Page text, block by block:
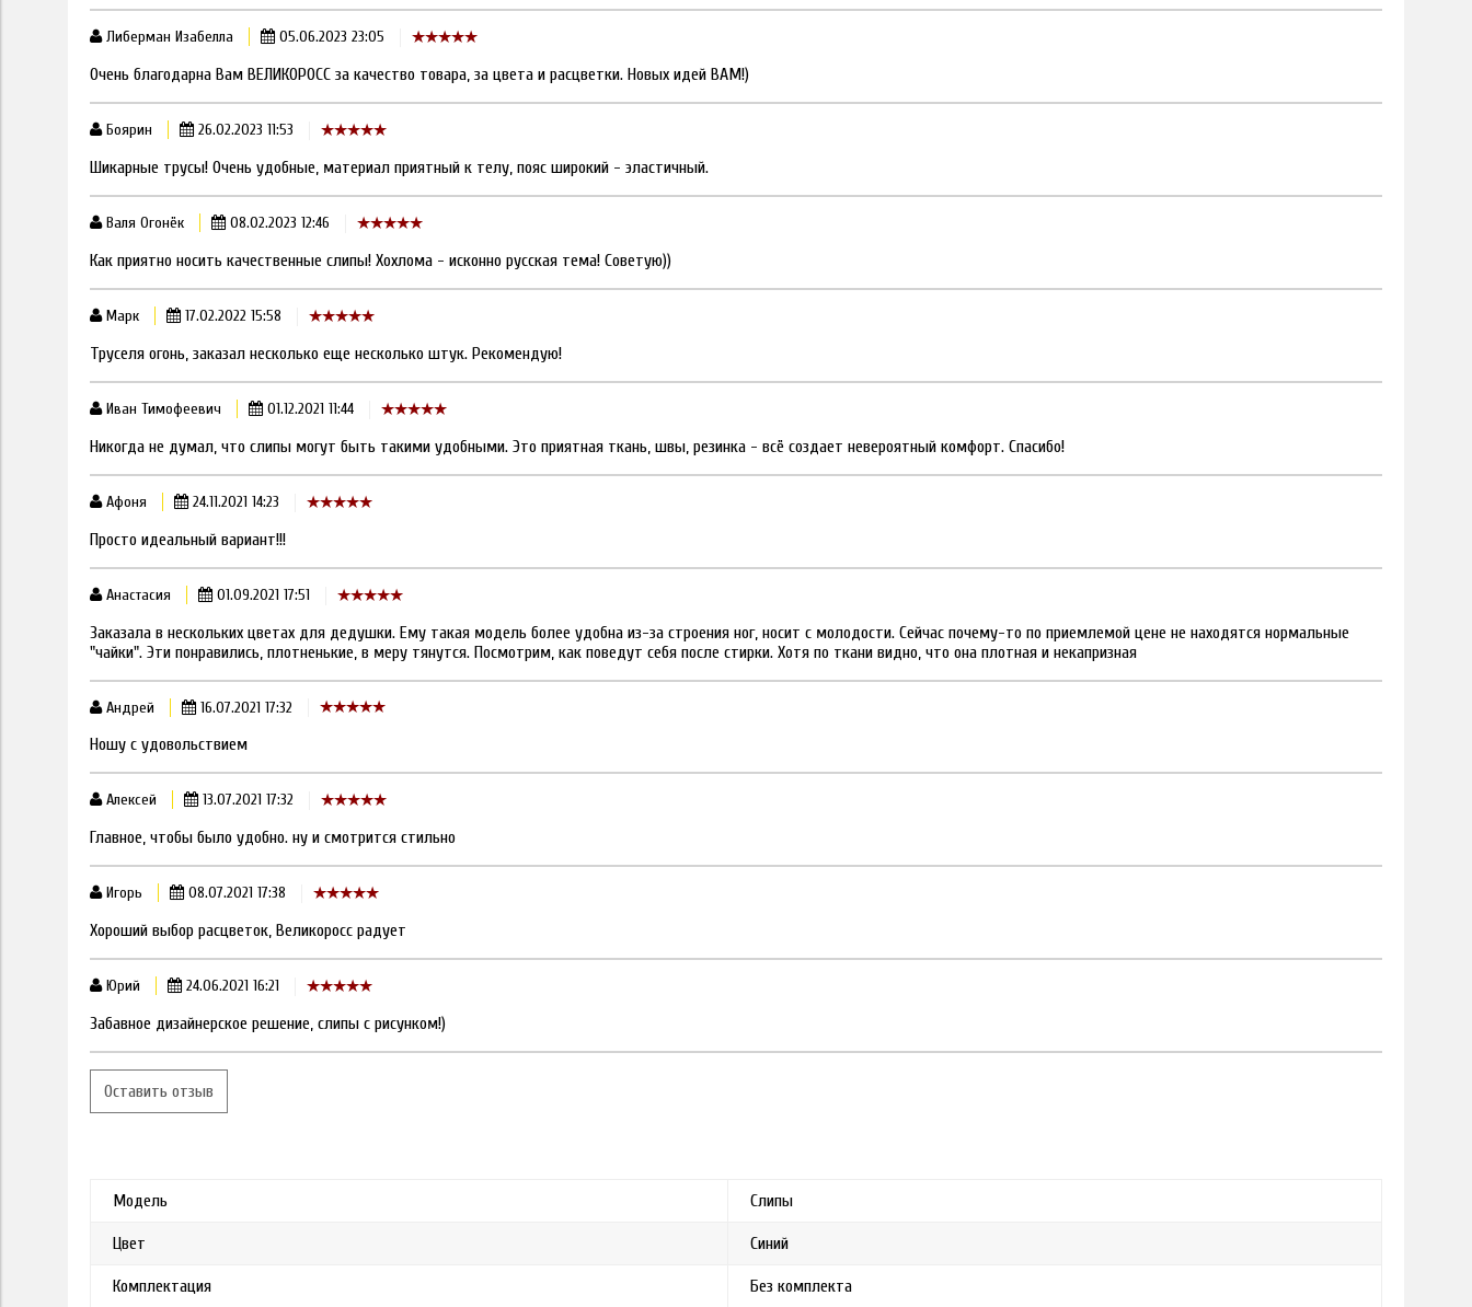
Либерман Изабелла 05.06.2023 23:05
Очень благодарна Вам ВЕЛИКОРОСС за качество товара, за цвета и расцветки. Новых идей ВАМ!)
Боярин 26.02.2023 11:53
Шикарные трусы! Очень удобные, материал приятный к телу, пояс широкий - эластичный.
Валя Огонёк 08.02.2023 12:46
Как приятно носить качественные слипы! Хохлома - исконно русская тема! Советую))
Марк 17.02.2022 15:58
Труселя огонь, заказал несколько еще несколько штук. Рекомендую!
Иван Тимофеевич 01.12.2021 11:44
Никогда не думал, что слипы могут быть такими удобными. Это приятная ткань, швы, резинка - всё создает невероятный комфорт. Спасибо!
Афоня 24.11.2021 14:23
Просто идеальный вариант!!!
Анастасия 01.09.2021 17:51
Заказала в нескольких цветах для дедушки. Ему такая модель более удобна из-за строения ног, носит с молодости. Сейчас почему-то по приемлемой цене не находятся нормальные
"чайки". Эти понравились, плотненькие, в меру тянутся. Посмотрим, как поведут себя после стирки. Хотя по ткани видно, что она плотная и некапризная
Андрей 16.07.2021 17:32
Ношу с удовольствием
Алексей 13.07.2021 17:32
Главное, чтобы было удобно. ну и смотрится стильно
Игорь 08.07.2021 17:38
Хороший выбор расцветок, Великоросс радует
Юрий 24.06.2021 16:21
Забавное дизайнерское решение, слипы с рисунком!)
Оставить отзыв
Модель Слипы
Цвет Синий
Комплектация Без комплекта